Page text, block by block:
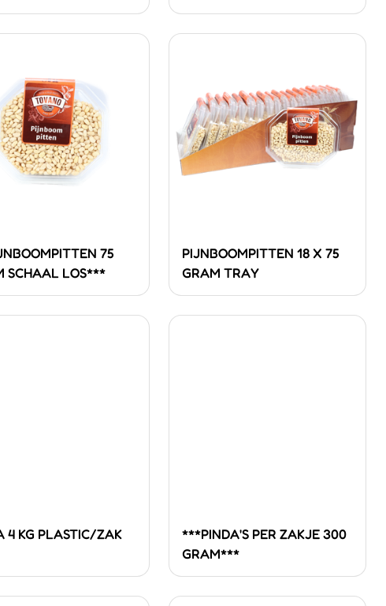
75
SCHAAL LOS***
PIJNBOOMPITTEN 18 X 75
GRAM TRAY
4 KG PLASTIC/ZAK
***PINDA'S PER ZAKJE 300
GRAM***